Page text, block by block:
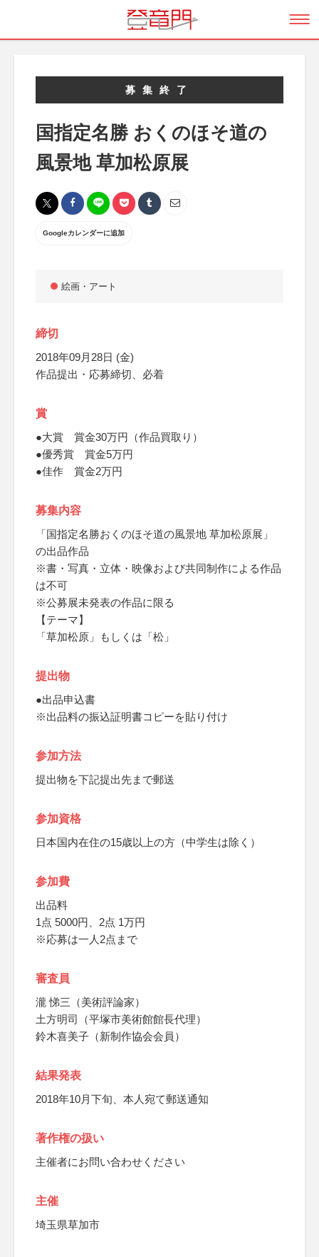
募集終了
国指定名勝 おくのほそ道の
風景地 草加松原展
Googleカレンダーに追加
絵画・アート
締切
2018年09月28日 (金)
作品提出・応募締切、必着
賞
●大賞 賞金30万円（作品買取り）
●優秀賞 賞金5万円
●佳作 賞金2万円
募集内容
「国指定名勝おくのほそ道の風景地 草加松原展」
の出品作品
※書・写真・立体・映像および共同制作による作品
は不可
※公募展未発表の作品に限る
【テーマ】
「草加松原」もしくは「松」
提出物
●出品申込書
※出品料の振込証明書コピーを貼り付け
参加方法
提出物を下記提出先まで郵送
参加資格
日本国内在住の15歳以上の方（中学生は除く）
参加費
出品料
1点 5000円、2点 1万円
※応募は一人2点まで
審査員
瀧 悌三（美術評論家）
土方明司（平塚市美術館館長代理）
鈴木喜美子（新制作協会会員）
結果発表
2018年10月下旬、本人宛て郵送通知
著作権の扱い
主催者にお問い合わせください
主催
埼玉県草加市